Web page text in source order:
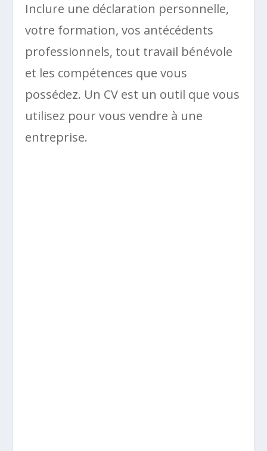
Inclure une déclaration personnelle,
votre formation, vos antécédents
professionnels, tout travail bénévole
et les compétences que vous
possédez. Un CV est un outil que vous
utilisez pour vous vendre à une
entreprise.